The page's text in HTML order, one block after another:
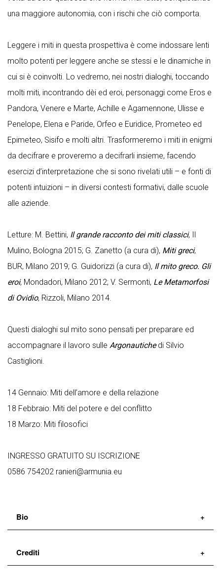
una maggiore autonomia, con i rischi che ciò comporta.
Leggere i miti in questa prospettiva è come indossare lenti
molto potenti per leggere anche se stessi e le dinamiche in
cui si è coinvolti. Lo vedremo, nei nostri dialoghi, toccando
molti miti, incontrando dèi ed eroi, personaggi come Eros e
Pandora, Venere e Marte, Achille e Agamennone, Ulisse e
Penelope, Elena e Paride, Orfeo e Euridice, Prometeo ed
Epimeteo, Sisifo e molti altri. Trasformeremo i miti in enigmi
da decifrare e proveremo a decifrarli insieme, facendo
esercizi d’interpretazione che si sono rivelati utili – e fonti di
potenti intuizioni – in diversi contesti formativi, dalle scuole
alle aziende.
Letture: M. Bettini, Il grande racconto dei miti classici, Il
Mulino, Bologna 2015; G. Zanetto (a cura di), Miti greci,
BUR, Milano 2019; G. Guidorizzi (a cura di), Il mito greco. Gli
eroi, Mondadori, Milano 2012; V. Sermonti, Le Metamorfosi
di Ovidio, Rizzoli, Milano 2014.
Questi dialoghi sul mito sono pensati per preparare ed
accompagnare il lavoro sulle Argonautichedi Silvio
Castiglioni.
14 Gennaio: Miti dell’amore e della relazione
18 Febbraio: Miti del potere e del conflitto
18 Marzo: Miti filosofici
INGRESSO GRATUITO SU ISCRIZIONE
0586 754202 ranieri@armunia.eu
Bio
Crediti